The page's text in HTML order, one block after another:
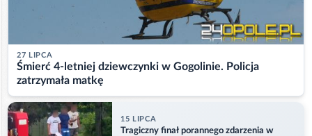
27 LIPCA
Śmierć 4-letniej dziewczynki w Gogolinie. Policja
zatrzymała matkę
15 LIPCA
Tragiczny finał porannego zdarzenia w